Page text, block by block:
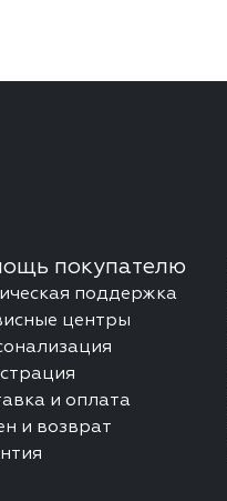
покупателю
поддержка
центры
и оплата
и возврат